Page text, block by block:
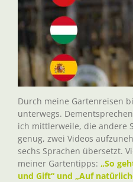
Durch meine Gartenreisen
unterwegs.
ich mittlerweile, die andere
genug, zwei Videos
sechs Sprachen übersetzt.
meiner Gartentipps: „So
und Gift“ und „Auf